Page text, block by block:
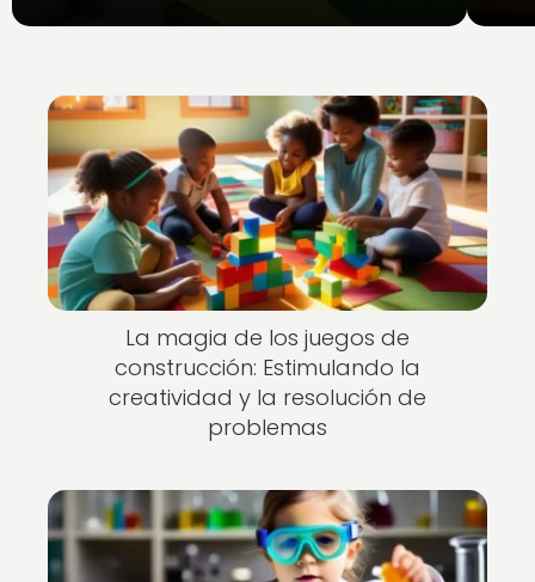
La magia de los juegos de
construcción: Estimulando la
creatividad y la resolución de
problemas